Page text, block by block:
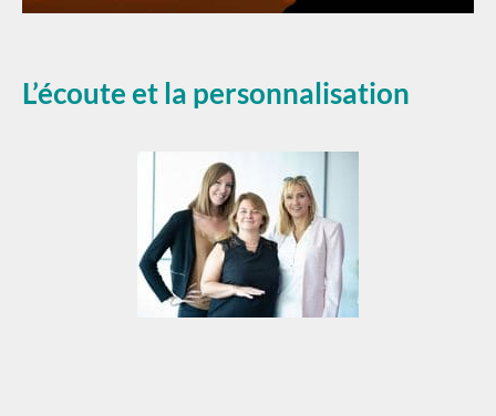
L’écoute et la personnalisation